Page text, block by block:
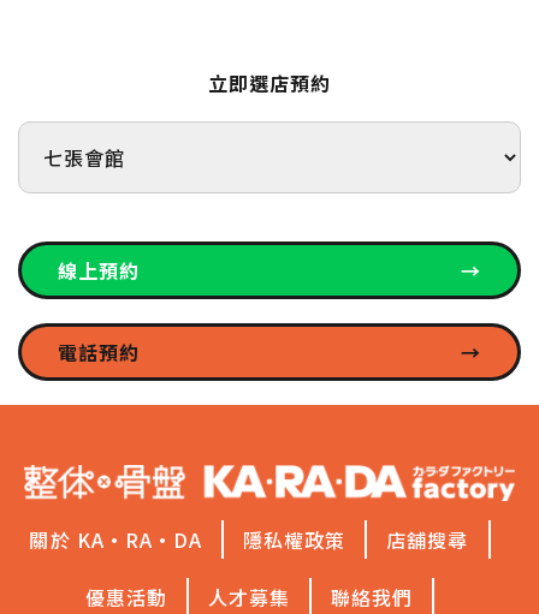
立即選店預約
線上預約 →
電話預約 →
關於 KA·RA·DA 隱私權政策
店舖搜尋
優惠活動
人才募集
聯絡我們